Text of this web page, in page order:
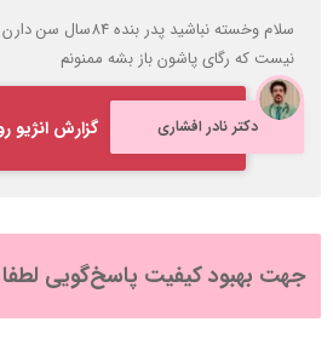
سلام وخسته
نیست که رگای پاشون باز بشه ممنونم
دکتر نادر افشاری گزارش انژیو
جهت بهبود کیفیت پاسخ‌گویی لطفا